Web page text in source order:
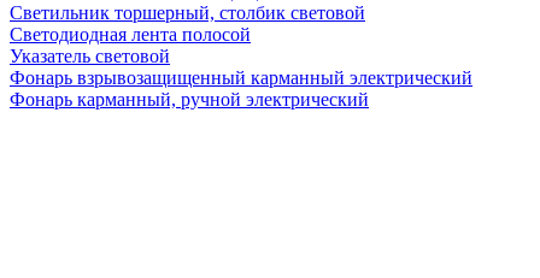
Светильник торшерный, столбик световой
Светодиодная лента полосой
Указатель световой
Фонарь взрывозащищенный карманный электрический
Фонарь карманный, ручной электрический